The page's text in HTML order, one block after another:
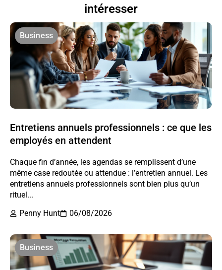
intéresser
Business
Entretiens annuels professionnels : ce que les
employés en attendent
Chaque fin d’année, les agendas se remplissent d’une
même case redoutée ou attendue : l’entretien annuel. Les
entretiens annuels professionnels sont bien plus qu’un
rituel...
Penny Hunt
06/08/2026
Business